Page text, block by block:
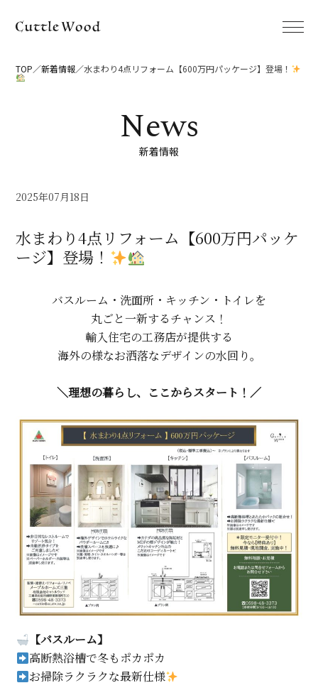
TOP 新着情報 水まわり4点リフォーム【600万円パッケージ】登場！
新着情報
2025年07月18日
水まわり4点リフォーム【600万円パッケ
ージ】登場！
バスルーム・洗面所・キッチン・トイレを
丸ごと一新するチャンス！
輸入住宅の工務店が提供する
海外の様なお洒落なデザインの水回り。
＼理想の暮らし、ここからスタート！／
【バスルーム】
高断熱浴槽で冬もポカポカ
お掃除ラクラクな最新仕様